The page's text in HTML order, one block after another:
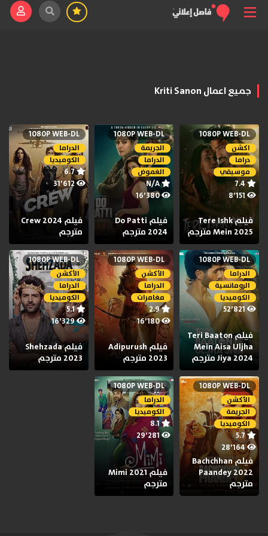
جميع اعمال Kriti Sanon
1080P WEB-DL
اكشن
دراما
موسيقي
7.4
8٬151
فيلم Tere Ishk
Mein 2025 مترجم
1080P WEB-DL
الجريمة
الدراما
الغموض
N/A
16٬380
فيلم Do Patti
2024 مترجم
1080P WEB-DL
الدراما
الكوميديا
6.7
31٬612
فيلم Crew 2024
مترجم
1080P WEB-DL
الدراما
الرومانسية
الكوميديا
52٬821
فيلم Teri Baaton
Mein Aisa Uljha
Jiya 2024 مترجم
1080P WEB-DL
الأكشن
الدراما
مغامرات
2.9
16٬180
فيلم Adipurush
2023 مترجم
1080P WEB-DL
الأكشن
الدراما
الكوميديا
5.1
16٬329
فيلم Shehzada
2023 مترجم
1080P WEB-DL
الأكشن
الجريمة
الكوميديا
5.7
28٬164
فيلم Bachchhan
Paandey 2022
مترجم
1080P WEB-DL
الدراما
الكوميديا
8.1
29٬281
فيلم Mimi 2021
مترجم